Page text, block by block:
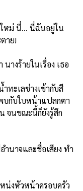
หม่ นี่… นี่ฉันอยู่ใน
าย!
งร้ายในเรื่อง เธอ
ทะเลช่างเข้ากับสี
บกับใบหน้าแปลกตา
จนขณะนี้ก็ยังรู้สึก
าจและชื่อเสียง ทำ
หัวหน้าครอบครัว